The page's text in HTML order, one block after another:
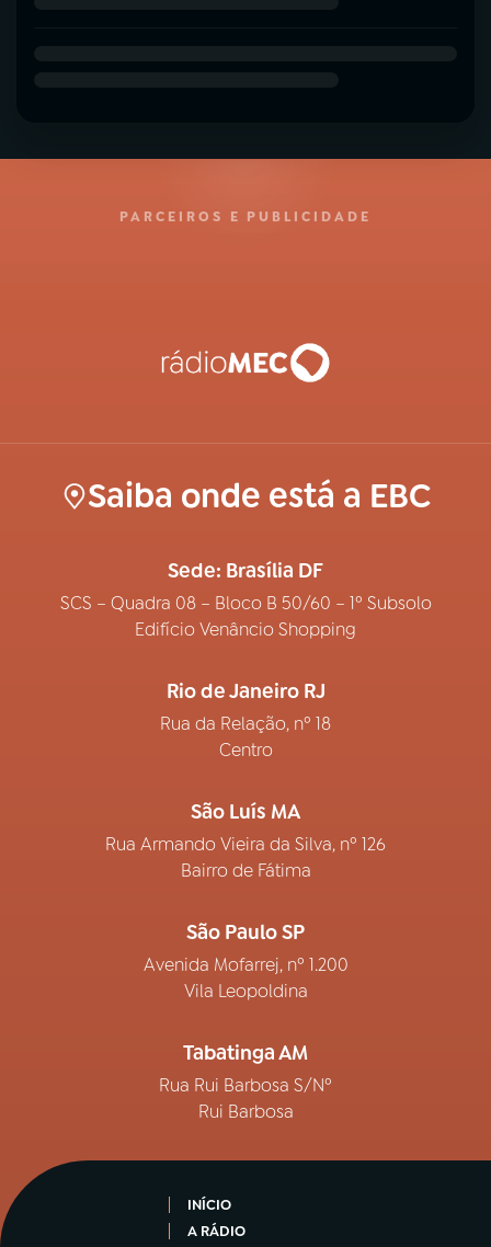
PARCEIROS E PUBLICIDADE
Saiba onde está a EBC
Sede: Brasília DF
SCS – Quadra 08 – Bloco B 50/60 – 1º Subsolo
Edifício Venâncio Shopping
Rio de Janeiro RJ
Rua da Relação, nº 18
Centro
São Luís MA
Rua Armando Vieira da Silva, nº 126
Bairro de Fátima
São Paulo SP
Avenida Mofarrej, nº 1.200
Vila Leopoldina
Tabatinga AM
Rua Rui Barbosa S/Nº
Rui Barbosa
INÍCIO
A RÁDIO